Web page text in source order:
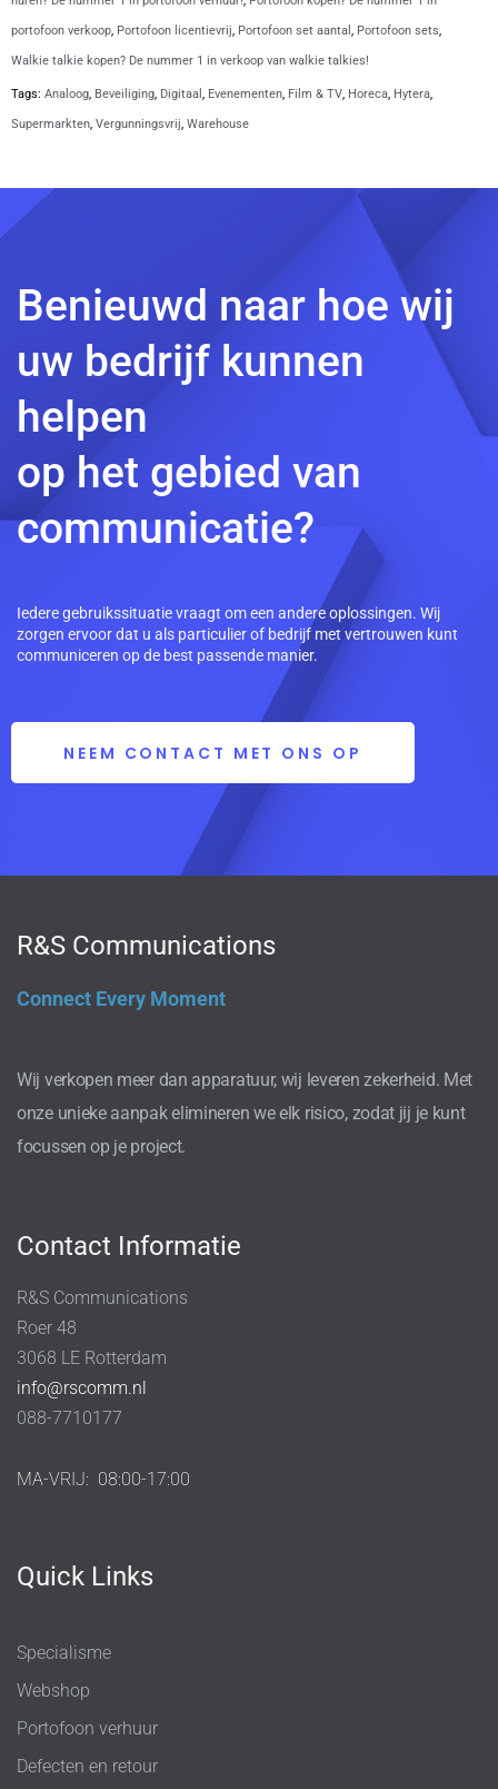
portofoon verkoop, Portofoon licentievrij, Portofoon set aantal , Portofoon sets,
Walkie talkie kopen? De nummer 1 in verkoop van walkie talkies!
Tags: Analoog, Beveiliging, Digitaal , Evenementen, Film & TV, Horeca, Hytera,
Supermarkten, Vergunningsvrij, Warehouse
Benieuwd naar hoe wij
uw bedrijf kunnen
helpen
op het gebied van
communicatie?
Iedere gebruikssituatie vraagt om een andere oplossingen. Wij
zorgen ervoor dat u als particulier of bedrijf met vertrouwen kunt
communiceren op de best passende manier.
NEEM CONTACT MET ONS OP
R&S Communications
Connect Every Moment
Wij verkopen meer dan apparatuur, wij leveren zekerheid. Met
onze unieke aanpak elimineren we elk risico, zodat jij je kunt
focussen op je project.
Contact Informatie
R&S Communications
Roer 48
3068 LE Rotterdam
info@rscomm.nl
088-7710177
MA-VRIJ: 08:00-17:00
Quick Links
Specialisme
Webshop
Portofoon verhuur
Defecten en retour